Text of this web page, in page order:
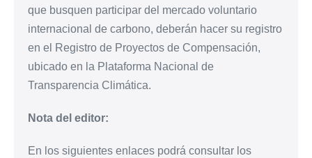
que busquen participar del mercado voluntario
internacional de carbono, deberán hacer su registro
en el Registro de Proyectos de Compensación,
ubicado en la Plataforma Nacional de
Transparencia Climática.
Nota del editor:
En los siguientes enlaces podrá consultar los